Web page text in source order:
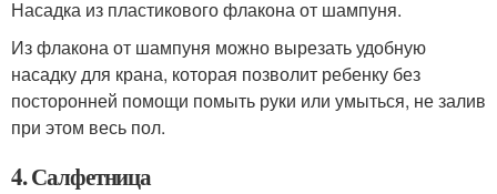
Насадка из пластикового флакона от шампуня.
Из флакона от шампуня можно вырезать удобную
насадку для крана, которая позволит ребенку без
посторонней помощи помыть руки или умыться, не залив
при этом весь пол.
4. Салфетница